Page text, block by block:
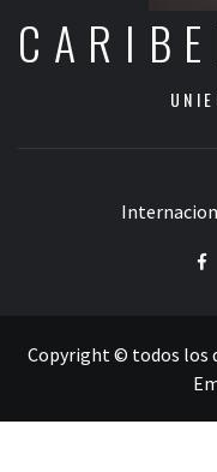
Copyright © todos los